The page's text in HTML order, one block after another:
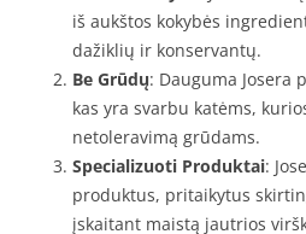
iš aukštos kokybės
dažiklių ir konservantų.
Be Grūdų: Dauguma Josera
kas yra svarbu katėms,
netoleravimą grūdams.
Specializuoti Produktai:
produktus, pritaikytus
įskaitant maistą jautrios